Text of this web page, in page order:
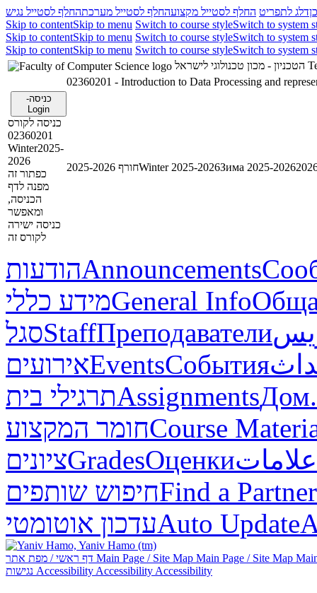
דלג לתפריט החלף לסטייל מקצועהחלף לסטייל מערכתהחלף לסטייל נגיש
Skip to contentSkip to menu Switch to course styleSwitch to system
Skip to contentSkip to menu Switch to course styleSwitch to system
Skip to contentSkip to menu Switch to course styleSwitch to system
02360201 - Introduction to Data Processing and
כניסה-
Login
כניסה לקורס
02360201
Winter2025-
2026
כפתור זה
מפנה לדף
הכניסה,
ומאפשר
כניסה ישירה
לקורס זה
חורף 2025-2026Winter 2025-2026Зима 2025-2026
הודעותAnnouncements
מידע כלליGeneral Info
סגלStaffПреподаватели
אירועיםEventsСобытия
תרגילי ביתAssignmentsДом.
חומר המקצועCourse
ציוניםGradesОценкиعلامات
חיפוש שותפיםFind a Partner
עדכון אוטומטיAuto Update
Main Page / Site Map Main Page / Site Map
Accessibility Accessibility Accessibility